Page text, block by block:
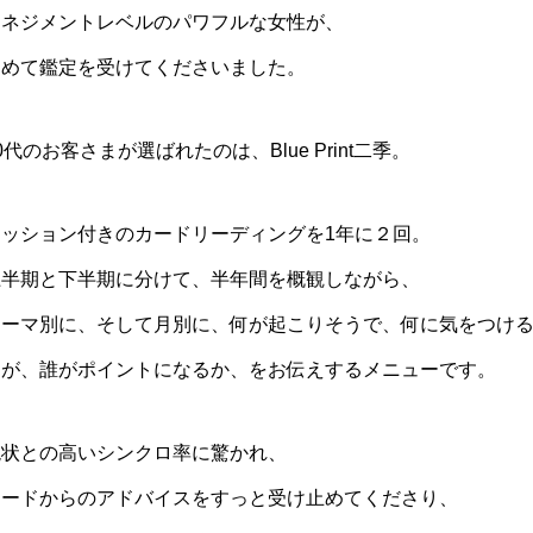
ジメントレベルのパワフルな女性が、
て鑑定を受けてくださいました。
のお客さまが選ばれたのは、Blue Print二季。
ション付きのカードリーディングを1年に２回。
期と下半期に分けて、半年間を概観しながら、
マ別に、そして月別に、何が起こりそうで、何に気をつける
、誰がポイントになるか、をお伝えするメニューです。
との高いシンクロ率に驚かれ、
ドからのアドバイスをすっと受け止めてくださり、